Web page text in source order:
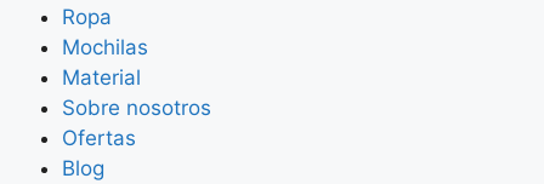
Ropa
Mochilas
Material
Sobre nosotros
Ofertas
Blog